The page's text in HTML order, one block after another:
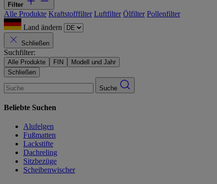
Filter
Alle Produkte Kraftstofffilter Luftfilter Ölfilter Pollenfilter
Land ändern
Schließen
Suchfilter:
Alle Produkte FIN
Modell und Jahr
Schließen
Suche
Beliebte Suchen
Alufelgen
Fußmatten
Lackstifte
Dachreling
Sitzbezüge
Scheibenwischer